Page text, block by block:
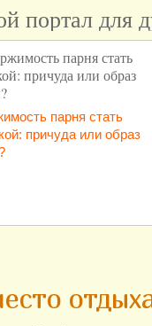
парня стать
причуда или образ